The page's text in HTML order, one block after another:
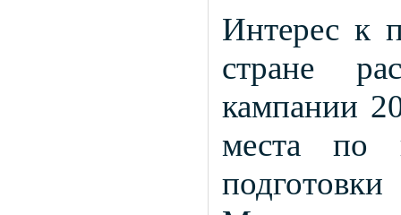
Интерес к
стране
кампании
места по